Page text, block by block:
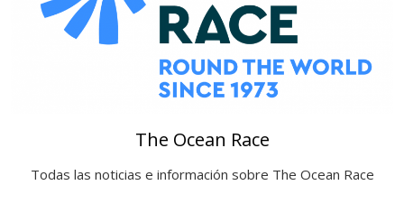
The Ocean Race
Todas las noticias e información sobre The Ocean Race